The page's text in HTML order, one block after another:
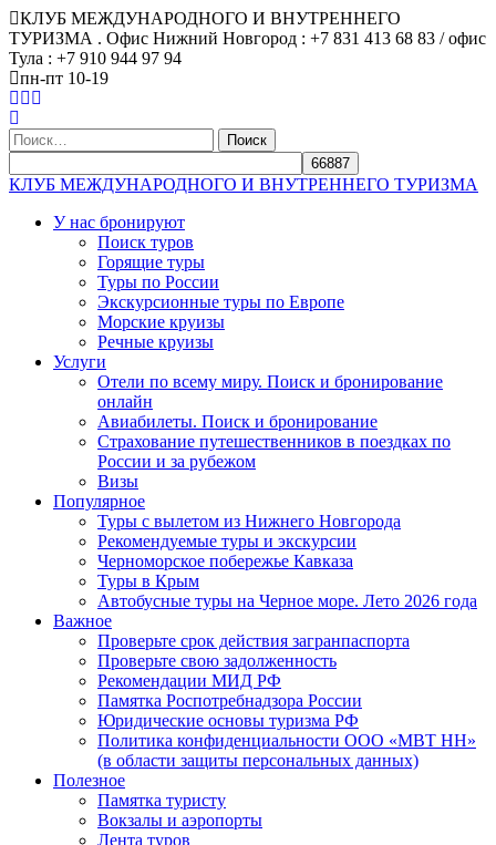
КЛУБ МЕЖДУНАРОДНОГО И ВНУТРЕННЕГО
ТУРИЗМА . Офис Нижний Новгород : +7 831 413 68 83 / офис
Тула : +7 910 944 97 94
пн-пт 10-19
Найти:
КЛУБ МЕЖДУНАРОДНОГО И ВНУТРЕННЕГО ТУРИЗМА
У нас бронируют
Поиск туров
Горящие туры
Туры по России
Экскурсионные туры по Европе
Морские круизы
Речные круизы
Услуги
Отели по всему миру. Поиск и бронирование
онлайн
Авиабилеты. Поиск и бронирование
Страхование путешественников в поездках по
России и за рубежом
Визы
Популярное
Туры с вылетом из Нижнего Новгорода
Рекомендуемые туры и экскурсии
Черноморское побережье Кавказа
Туры в Крым
Автобусные туры на Черное море. Лето 2026 года
Важное
Проверьте срок действия загранпаспорта
Проверьте свою задолженность
Рекомендации МИД РФ
Памятка Роспотребнадзора России
Юридические основы туризма РФ
Политика конфиденциальности ООО «МВТ НН»
(в области защиты персональных данных)
Полезное
Памятка туристу
Вокзалы и аэропорты
Лента туров